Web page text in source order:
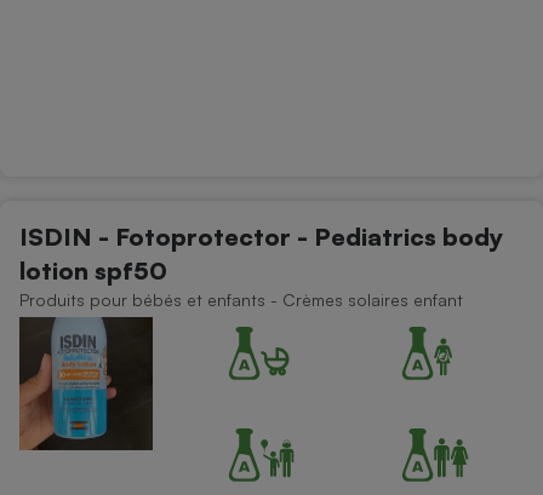
ISDIN - Fotoprotector - Pediatrics body
lotion spf50
Produits pour bébés et enfants - Crèmes solaires enfant